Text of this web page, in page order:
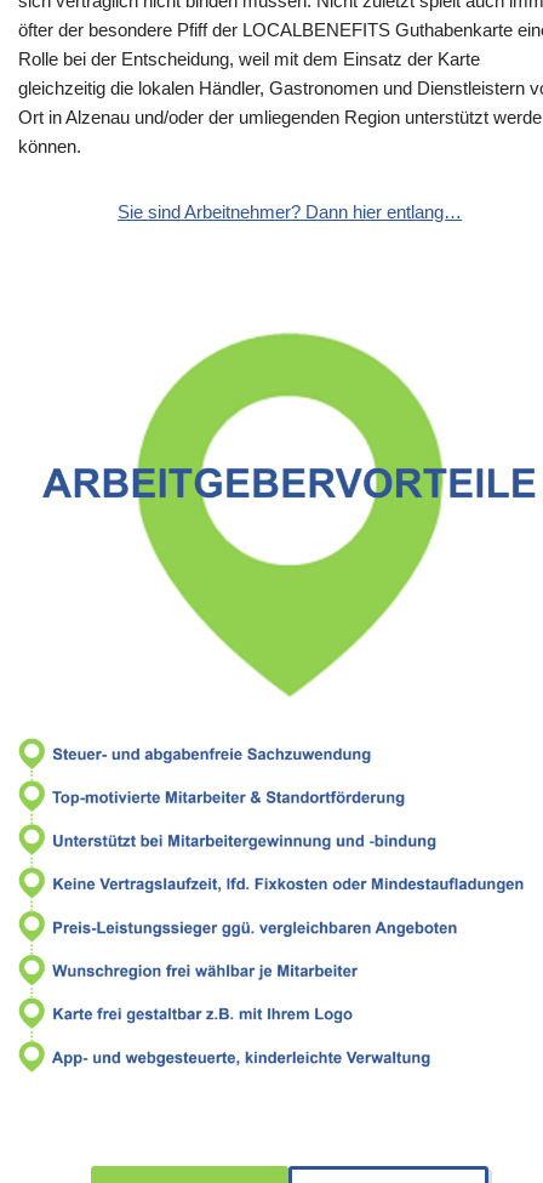
öfter der besondere Pfiff der LOCALBENEFITS Guthabenkarte
Rolle bei der Entscheidung, weil mit dem Einsatz der Karte
gleichzeitig die lokalen Händler, Gastronomen und Dienstleistern
Ort in Alzenau und/oder der umliegenden Region unterstützt
können.
Sie sind Arbeitnehmer? Dann hier entlang…